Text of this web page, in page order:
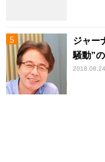
ジャー
騒動”
2018.08.24